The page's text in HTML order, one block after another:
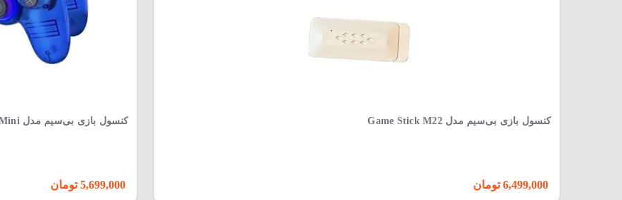
کنسول بازی بی‌سیم مدل Game Stick M22 کنسول بازی بی‌سیم مدل GS5 Mini